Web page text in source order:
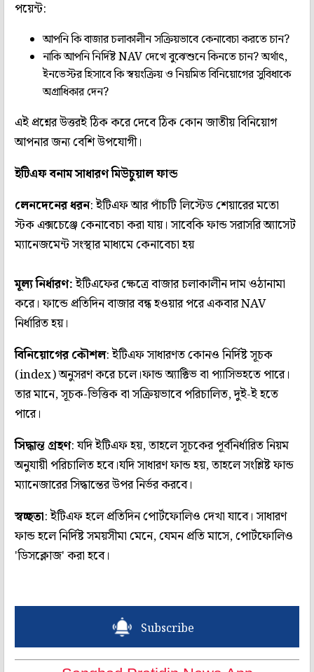
পয়েন্ট:
আপনি কি বাজার চলাকালীন সক্রিয়ভাবে কেনাবেচা করতে চান?
নাকি আপনি নির্দিষ্ট NAV দেখে বুঝেশুনে কিনতে চান? অর্থাৎ,
ইনভেস্টর হিসাবে কি স্বয়ংক্রিয় ও নিয়মিত বিনিয়োগের সুবিধাকে
অগ্রাধিকার দেন?
এই প্রশ্নের উত্তরই ঠিক করে দেবে ঠিক কোন জাতীয় বিনিয়োগ
আপনার জন্য বেশি উপযোগী।
ইটিএফ বনাম সাধারণ মিউচুয়াল ফান্ড
লেনদেনের ধরন: ইটিএফ আর পাঁচটি লিস্টেড শেয়ারের মতো
স্টক এক্সচেঞ্জে কেনাবেচা করা যায়। সাবেকি ফান্ড সরাসরি অ্যাসেট
ম্যানেজমেন্ট সংস্থার মাধ্যমে কেনাবেচা হয়
মূল্য নির্ধারণ:ইটিএফের ক্ষেত্রে বাজার চলাকালীন দাম ওঠানামা
করে। ফান্ডে প্রতিদিন বাজার বন্ধ হওয়ার পরে একবার NAV
নির্ধারিত হয়।
বিনিয়োগের কৌশল: ইটিএফ সাধারণত কোনও নির্দিষ্ট সূচক
(index) অনুসরণ করে চলে।ফান্ড অ্যাক্টিভ বা প্যাসিভহতে পারে।
তার মানে, সূচক-ভিত্তিক বা সক্রিয়ভাবে পরিচালিত, দুই-ই হতে
পারে।
সিদ্ধান্ত গ্রহণ: যদি ইটিএফ হয়, তাহলে সূচকের পূর্বনির্ধারিত নিয়ম
অনুযায়ী পরিচালিত হবে।যদি সাধারণ ফান্ড হয়, তাহলে সংশ্লিষ্ট ফান্ড
ম্যানেজারের সিদ্ধান্তের উপর নির্ভর করবে।
স্বচ্ছতা: ইটিএফ হলে প্রতিদিন পোর্টফোলিও দেখা যাবে। সাধারণ
ফান্ড হলে নির্দিষ্ট সময়সীমা মেনে, যেমন প্রতি মাসে, পোর্টফোলিও
'ডিসক্লোজ' করা হবে।
Subscribe